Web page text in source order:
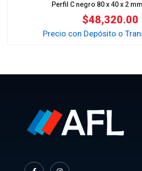
Perfil C negro 80 x 40 x 2
$48,320.00
Precio con Depósito o